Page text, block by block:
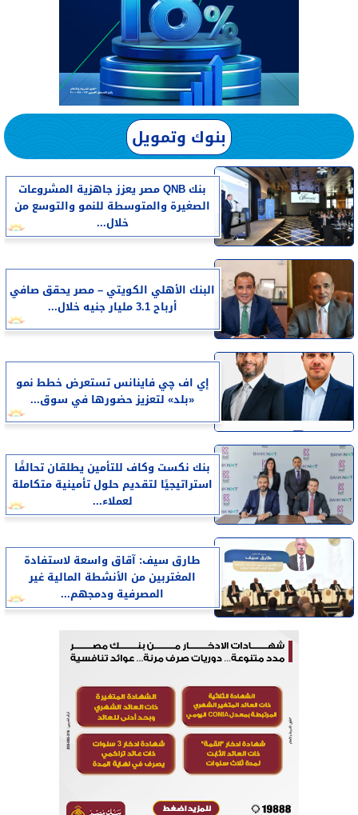
بنوك وتمويل
بنك QNB مصر يعزز جاهزية المشروعات
الصغيرة والمتوسطة للنمو والتوسع من
خلال...
البنك الأهلي الكويتي – مصر يحقق صافي
أرباح 3.1 مليار جنيه خلال...
إي اف چي فاينانس تستعرض خطط نمو
«بلد» لتعزيز حضورها في سوق...
بنك نكست وكاف للتأمين يطلقان تحالفًا
استراتيجيًا لتقديم حلول تأمينية متكاملة
لعملاء...
طارق سيف: آقاق واسعة لاستفادة
المغتربين من الأنشطة المالية غير
المصرفية ودمجهم...